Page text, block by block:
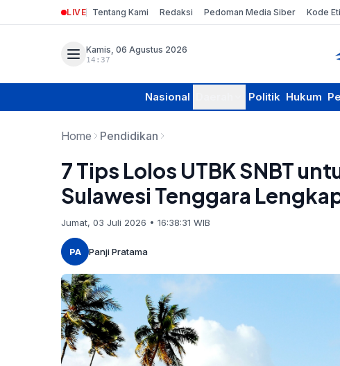
LIVE Tentang Kami Redaksi Pedoman Media Siber Kode
Kamis, 06 Agustus 2026
14:37
Nasional Politik Hukum
Home Pendidikan
7 Tips Lolos UTBK SNBT
Sulawesi Tenggara
Jumat, 03 Juli 2026 • 16:38:31 WIB
PA Panji Pratama